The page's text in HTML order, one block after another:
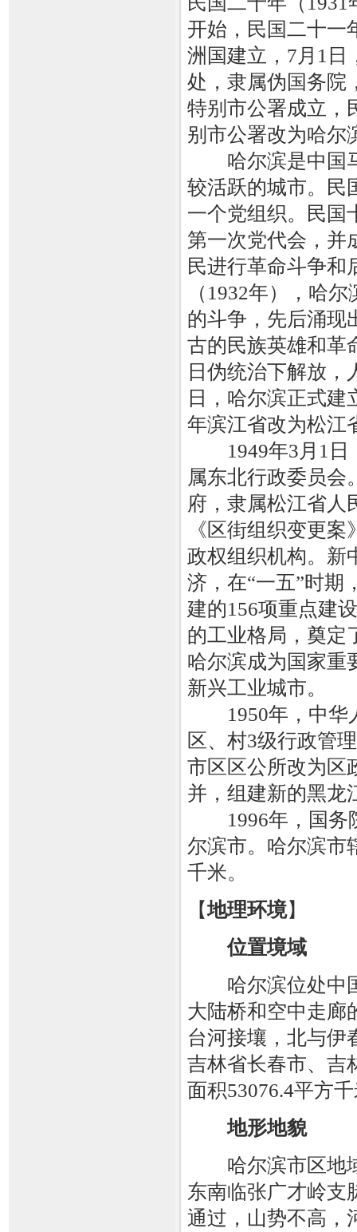
开始，民国二十一
洲国建立，7月1日
处，隶属伪国务院
特别市公署成立，
别市公署改为哈尔
哈尔滨是中国马
较活跃的城市。民
一个党组织。民国
第一次党代会，并
民进行革命斗争和
（1932年），哈
的斗争，先后涌现
古的民族英雄和革
日伪统治下解放，
日，哈尔滨正式
年滨江省改为松江
1949年3月1日
属东北行政委员会
府，隶属松江省人
《区街组织变更
政权组织机构。新
济，在“一五”时期
建的156项重点建
的工业格局，奠定
哈尔滨成为国家重
新兴工业城市。
1950年，中华
区、村3级行政管
市区区公所改为区
并，组建新的黑龙
1996年，国务院
尔滨市。哈尔滨市
千米。
【地理环境】
位置境域
哈尔滨位处中国
大陆桥和空中走廊
台河接壤，北与伊
吉林省长春市、吉
面积53076.4平方
地形地貌
哈尔滨市区地域
东南临张广才岭支
通过，山势不高，